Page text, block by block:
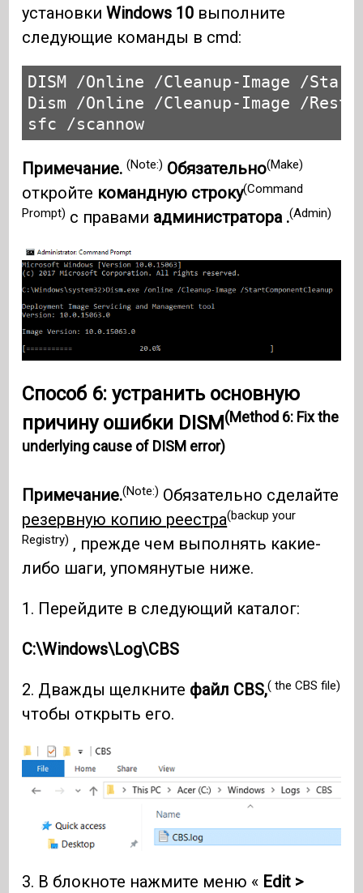
установкиWindows 10 выполните
следующие команды в cmd:
DISM /Online /Cleanup-Image /
Dism /Online /Cleanup-Image /
sfc /scannow
Примечание.(Note:) Обязательно(Make)
откройте командную строку(Command
Prompt) с правами администратора .(Admin)
Способ 6: устранить основную
причину ошибки DISM (Method 6: Fix the
underlying cause of DISM error)
Примечание.(Note:) Обязательно сделайте
резервную копию реестра(backup your
Registry) , прежде чем выполнять какие-
либо шаги, упомянутые ниже.
1. Перейдите в следующий каталог:
C:\Windows\Log\CBS
2. Дважды щелкните файл CBS,( the CBS file)
чтобы открыть его.
3. В блокноте нажмите меню « Edit >